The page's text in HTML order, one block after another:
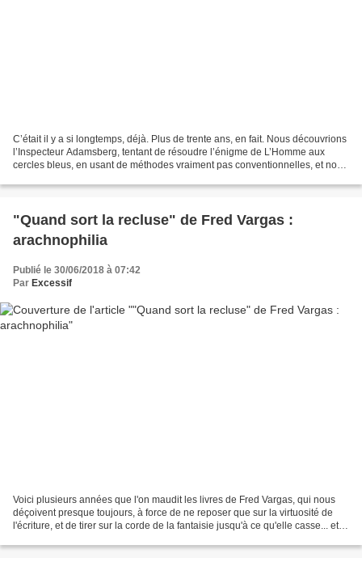
C’était il y a si longtemps, déjà. Plus de trente ans, en fait. Nous découvrions
l’Inspecteur Adamsberg, tentant de résoudre l’énigme de L’Homme aux
cercles bleus, en usant de méthodes vraiment pas conventionnelles, et nous
"Quand sort la recluse" de Fred Vargas :
arachnophilia
Publié le 30/06/2018 à 07:42
Par Excessif
Voici plusieurs années que l'on maudit les livres de Fred Vargas, qui nous
déçoivent presque toujours, à force de ne reposer que sur la virtuosité de
l'écriture, et de tirer sur la corde de la fantaisie jusqu'à ce qu'elle casse... et